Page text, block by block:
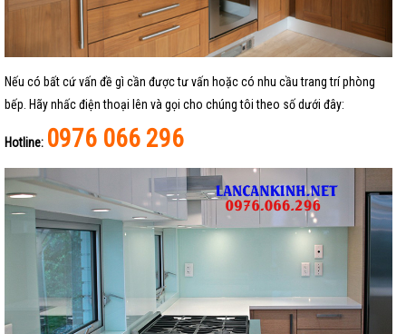
Nếu có bất cứ vấn đề gì cần được tư vấn hoặc có nhu cầu trang trí phòng
bếp. Hãy nhấc điện thoại lên và gọi cho chúng tôi theo số dưới đây:
Hotline: 0976 066 296